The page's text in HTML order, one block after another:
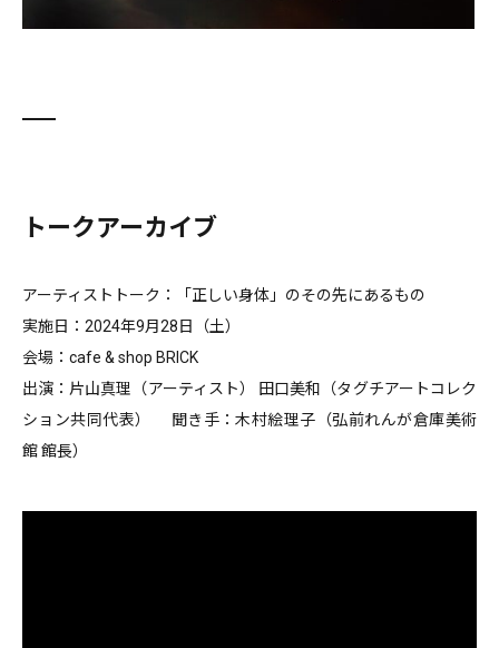
トークアーカイブ
アーティストトーク：「正しい身体」のその先にあるもの
実施日：2024年9月28日（土）
会場：cafe & shop BRICK
出演：片山真理（アーティスト） 田口美和（タグチアートコレク
ション共同代表） 聞き手：木村絵理子（弘前れんが倉庫美術
館 館長）